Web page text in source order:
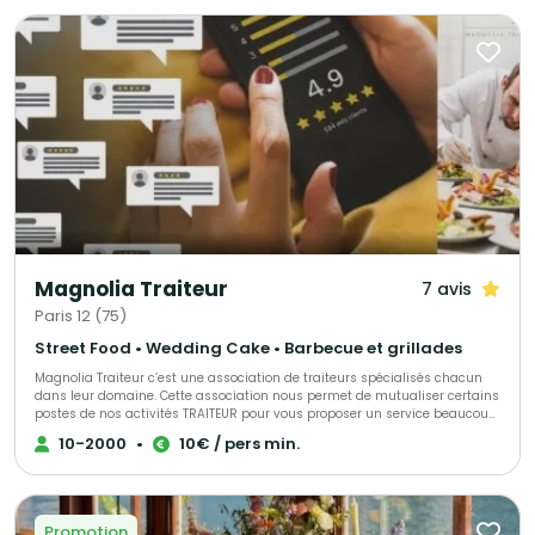
alimentaires et demandes originales. Pourquoi choisir Harmonia pour
votre événement ? - Des produits bruts, ultra-frais et sélectionnés avec
exigence, transformés directement dans nos cuisines, - Une approche
sur-mesure pour garantir une expérience mémorable, - Un
accompagnement dédié tout au long de votre projet. Faites de votre
événement un moment inoubliable avec Harmonia : la satisfaction de vos
invités est notre priorité absolue.
Magnolia Traiteur 7 avis
Paris 12 (75)
Street Food • Wedding Cake • Barbecue et grillades
Magnolia Traiteur c’est une association de traiteurs spécialisés chacun
dans leur domaine. Cette association nous permet de mutualiser certains
postes de nos activités TRAITEUR pour vous proposer un service beaucoup
plus performant à tous les niveaux, LES AVANTAGES pour mieux vous
servir : - Un standard commun pour une réponse immédiate à vos
nous vous enverrons. - Une qualité de produits irréprochables (consulter
les centaines d’avis de nos clients sur Magnolia Traiteur) - Les achats de
10-2000 • 10€ / pers min.